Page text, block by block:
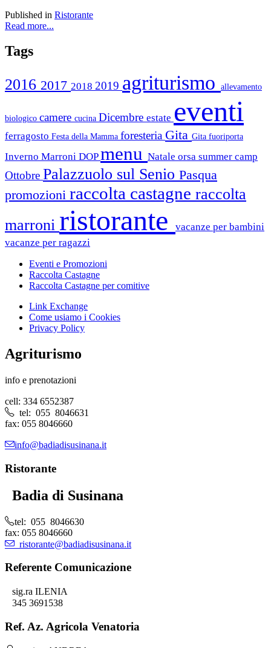
Published in Ristorante
Read more...
Tags
2016 2017 2018 2019 agriturismo allevamento
biologico camere cucina Dicembre estate eventi
ferragosto Festa della Mamma foresteria Gita Gita fuoriporta
Inverno Marroni DOPmenu Natale orsa summer camp
Ottobre Palazzuolo sul Senio Pasqua
promozioni raccolta castagne raccolta
marroni ristorante
vacanze per bambini
vacanze per ragazzi
Eventi e Promozioni
Raccolta Castagne
Raccolta Castagne per comitive
Link Exchange
Come usiamo i Cookies
Privacy Policy
Agriturismo
info e prenotazioni
cell: 334 6552387
tel: 055 8046631
fax: 055 8046660
info@badiadisusinana.it
Ristorante
Badia di Susinana
tel: 055 8046630
fax: 055 8046660
ristorante@badiadisusinana.it
Referente Comunicazione
sig.ra ILENIA
345 3691538
Ref. Az. Agricola Venatoria